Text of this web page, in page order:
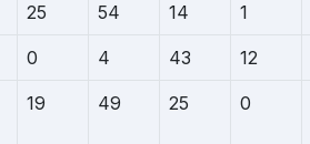
25 54 14 1
0 4 43 12
19 49 25 0